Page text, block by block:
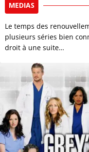
MEDIAS
Le temps des
plusieurs séries bien
droit à une suite…